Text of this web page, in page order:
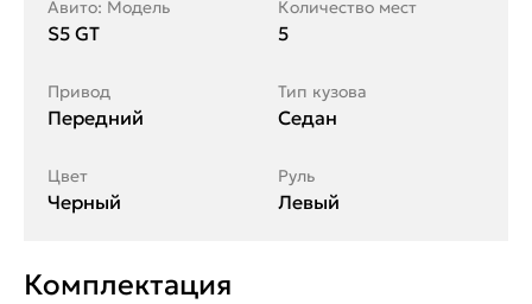
Авито: Модель
S5 GT
Количество мест
5
Привод
Передний
Тип кузова
Седан
Цвет
Черный
Руль
Левый
Комплектация